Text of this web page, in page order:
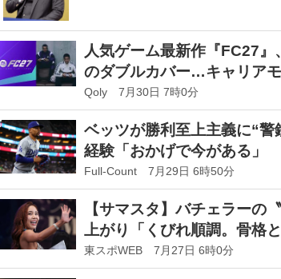
人気ゲーム最新作『FC27
のダブルカバー…キャリア
Qoly 7月30日 7時0分
ベッツが勝利至上主義に“
経験「おかげで今がある」
Full-Count 7月29日 6時50分
【サマスタ】バチェラー
上がり「くびれ順調。骨格
東スポWEB 7月27日 6時0分